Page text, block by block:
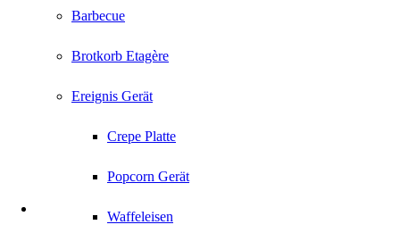
Barbecue
Brotkorb Etagère
Ereignis Gerät
Crepe Platte
Popcorn Gerät
Waffeleisen